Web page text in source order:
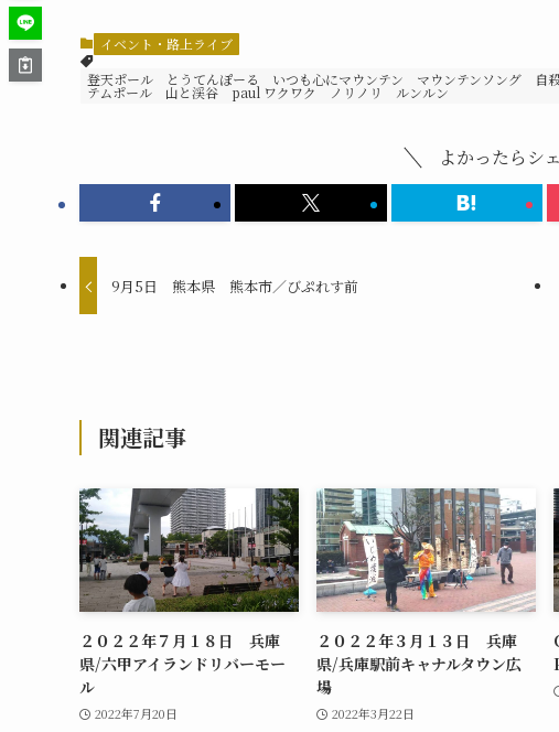
イベント・路上ライブ
登天ポール とうてんぽーる いつも心にマウンテン マウンテンソング
テムポール 山と渓谷 paul ワクワク ノリノリ ルンルン
よかったらシ
9月5日 熊本県 熊本市／びぷれす前
関連記事
２０２２年７月１８日 兵庫
県/六甲アイランドリバーモー
ル
2022年7月20日
２０２２年３月１３日 兵庫
県/兵庫駅前キャナルタウン広
場
2022年3月22日